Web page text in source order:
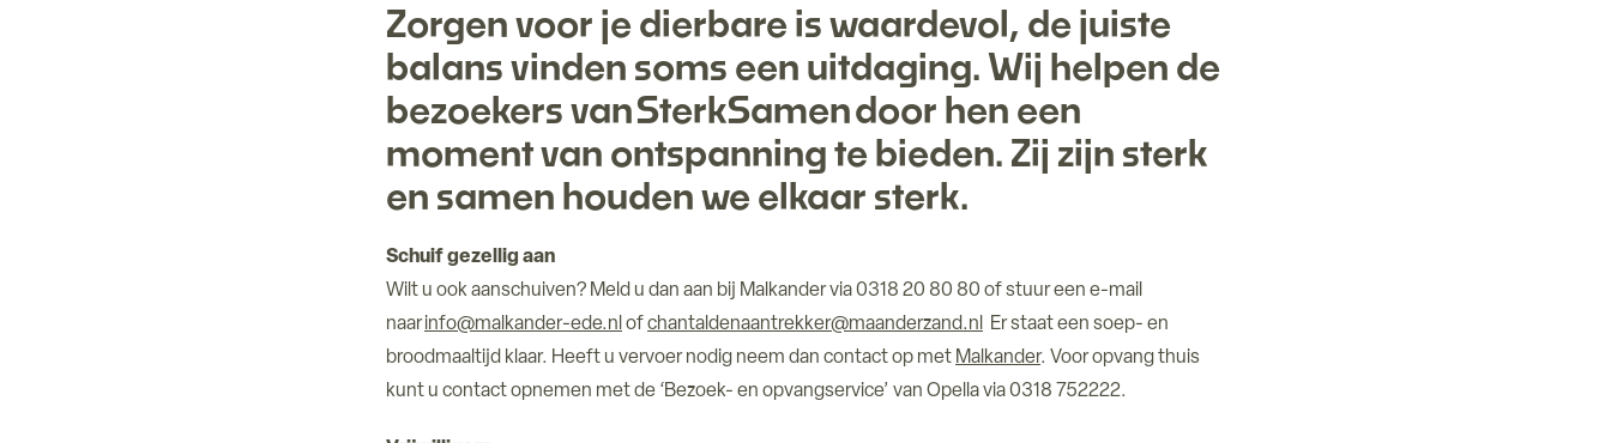
Zorgen voor je dierbare is waardevol, de juiste
balans vinden soms een uitdaging. Wij helpen de
bezoekers van SterkSamen door hen een
moment van ontspanning te bieden. Zij zijn sterk
en samen houden we elkaar sterk.
Schuif gezellig aan
Wilt u ook aanschuiven? Meld u dan aan bij Malkander via 0318 20 80 80 of stuur een e-mail
naarinfo@malkander-ede.nl ofchantaldenaantrekker@maanderzand.nl
Er staat een soep- en
broodmaaltijd klaar. Heeft u vervoer nodig neem dan contact op met Malkander. Voor opvang thuis
kunt u contact opnemen met de ‘Bezoek- en opvangservice’ van Opella via 0318 752222.